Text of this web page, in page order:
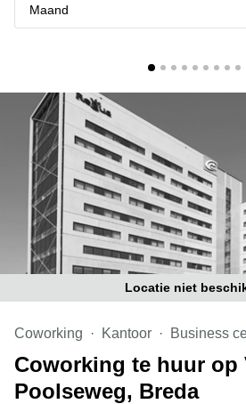
Deventer
Tilburg
Zwolle
Amsterdam
Westpoort
Business
center
Hilversum
Business
center
Den
Haag
Coworking
space
Breda
Coworking
in Arnhem
Coworking
Maand
Locatie niet
Coworking Kantoor Business
Coworking te huur op
Poolseweg, Breda